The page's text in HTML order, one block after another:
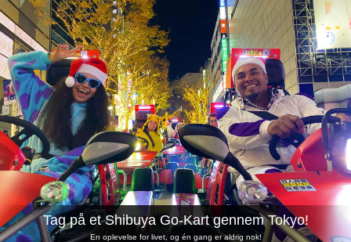
Om Specifikationer Pris
Adgang Stemme FAQ
Virksomhed Booking
Skift butik
Tokyo Shinagawa Tokyo Akihabara#1
Tokyo Akihabara#2 Tokyo Shibuya
Tokyo Shibuya Annex Tokyo Bay
Tokyo Asakusa Osaka
Okinawa
Tag på et Shibuya Go-Kart gennem Tokyo!
En oplevelse for livet, og én gang er aldrig nok!